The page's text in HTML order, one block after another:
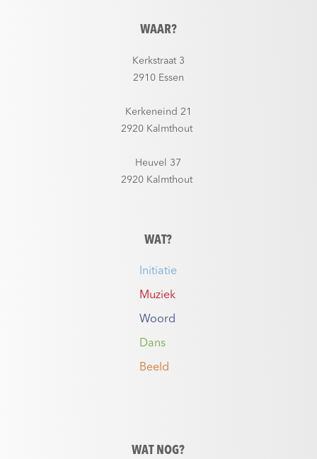
WAAR?
Kerkstraat 3
2910 Essen
Kerkeneind 21
2920 Kalmthout
Heuvel 37
2920 Kalmthout
WAT?
Initiatie
Muziek
Woord
Dans
Beeld
WAT NOG?